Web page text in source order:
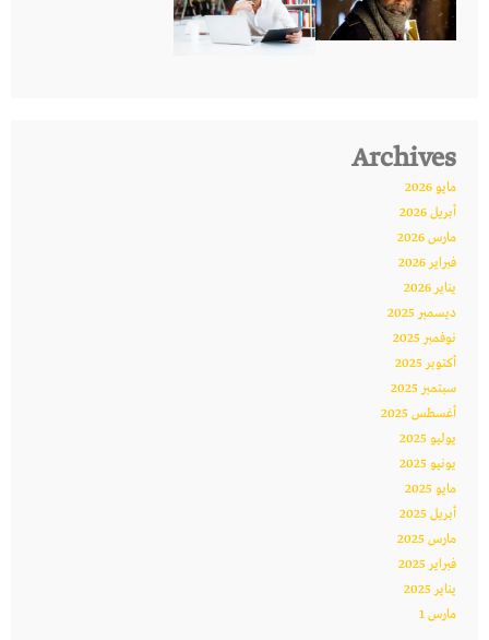
Archives
مايو 2026
أبريل 2026
مارس 2026
فبراير 2026
يناير 2026
ديسمبر 2025
نوفمبر 2025
أكتوبر 2025
سبتمبر 2025
أغسطس 2025
يوليو 2025
يونيو 2025
مايو 2025
أبريل 2025
مارس 2025
فبراير 2025
يناير 2025
مارس 1